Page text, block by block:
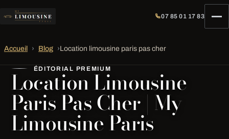
07 85 01 17 83
Accueil › Blog ›Location limousine paris pas cher
ÉDITORIAL PREMIUM
Location Limousine
Paris Pas Cher | My
Limousine Paris